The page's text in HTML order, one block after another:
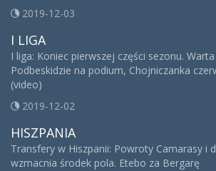
2019-12-03
I LIGA
I liga: Koniec pierwszej części sezonu.
Podbeskidzie na podium, Chojniczanka
(video)
2019-12-02
HISZPANIA
Transfery w Hiszpanii: Powroty Camarasy i
wzmacnia środek pola. Etebo za Bergarę